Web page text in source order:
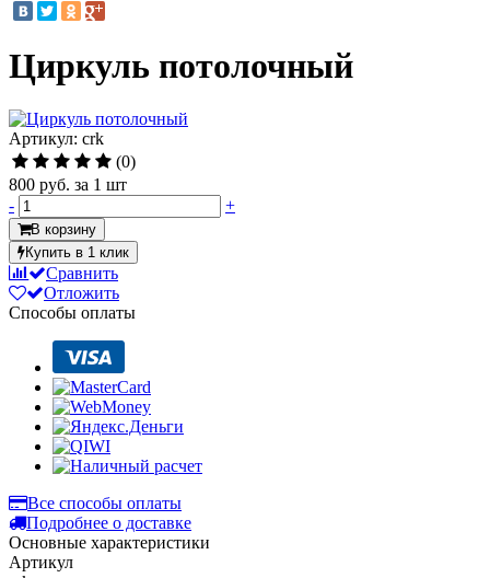
Циркуль потолочный
Артикул: crk
(0)
800 руб. за 1 шт
-
+
В корзину
Купить в 1 клик
Сравнить
Отложить
Способы оплаты
Все способы оплаты
Подробнее о доставке
Основные характеристики
Артикул